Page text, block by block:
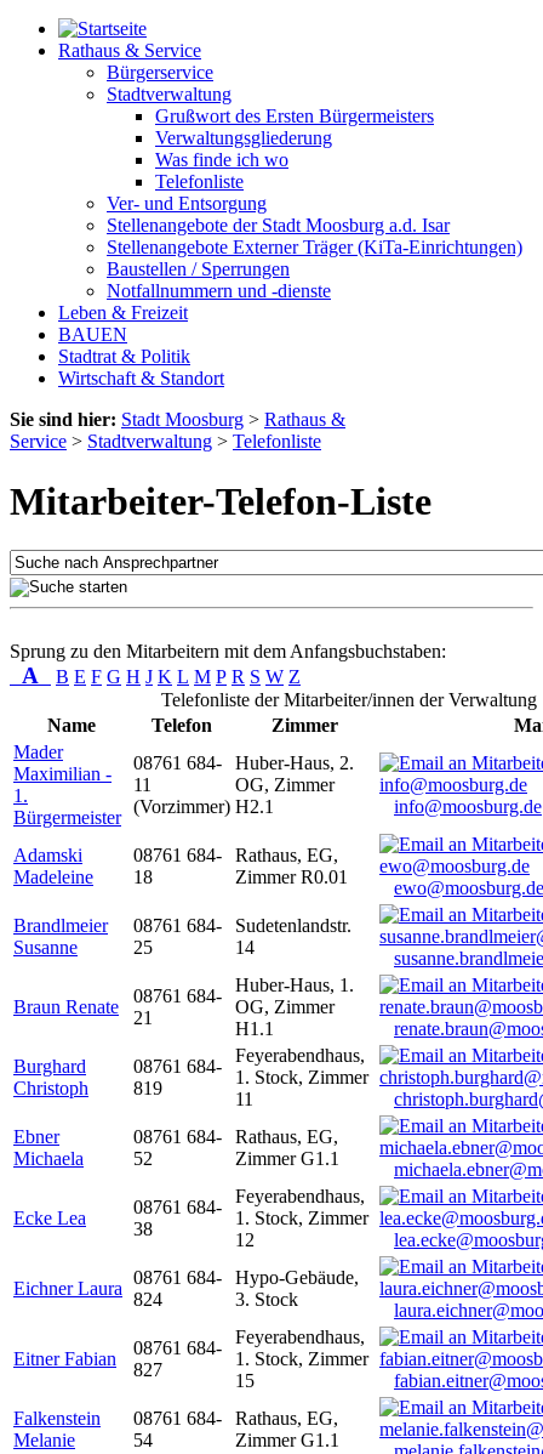
Rathaus & Service
Bürgerservice
Stadtverwaltung
Grußwort des Ersten Bürgermeisters
Verwaltungsgliederung
Was finde ich wo
Telefonliste
Ver- und Entsorgung
Stellenangebote der Stadt Moosburg a.d. Isar
Stellenangebote Externer Träger (KiTa-Einrichtungen)
Baustellen / Sperrungen
Notfallnummern und -dienste
Leben & Freizeit
BAUEN
Stadtrat & Politik
Wirtschaft & Standort
Sie sind hier: Stadt Moosburg > Rathaus &
Service > Stadtverwaltung > Telefonliste
Mitarbeiter-Telefon-Liste
Sprung zu den Mitarbeitern mit dem Anfangsbuchstaben:
A B E F G H J K L M P R S W Z
Telefonliste der Mitarbeiter/innen der Verwaltung
Name
Telefon Zimmer
Mader
Maximilian -
1.
Bürgermeister
08761 684-
11
(Vorzimmer)
Huber-Haus, 2.
OG, Zimmer
H2.1
info@moosburg.de
Adamski
Madeleine
08761 684-
18
Rathaus, EG,
Zimmer R0.01
ewo@moosburg.de
Brandlmeier
Susanne
08761 684-
25
Sudetenlandstr.
14
Braun Renate
08761 684-
21
Huber-Haus, 1.
OG, Zimmer
H1.1
Burghard
Christoph
08761 684-
819
Feyerabendhaus,
1. Stock, Zimmer
11
Ebner
Michaela
08761 684-
52
Rathaus, EG,
Zimmer G1.1
Ecke Lea
08761 684-
38
Feyerabendhaus,
1. Stock, Zimmer
12
Eichner Laura
08761 684-
824
Hypo-Gebäude,
3. Stock
Eitner Fabian
08761 684-
827
Feyerabendhaus,
1. Stock, Zimmer
15
Falkenstein
Melanie
08761 684-
54
Rathaus, EG,
Zimmer G1.1